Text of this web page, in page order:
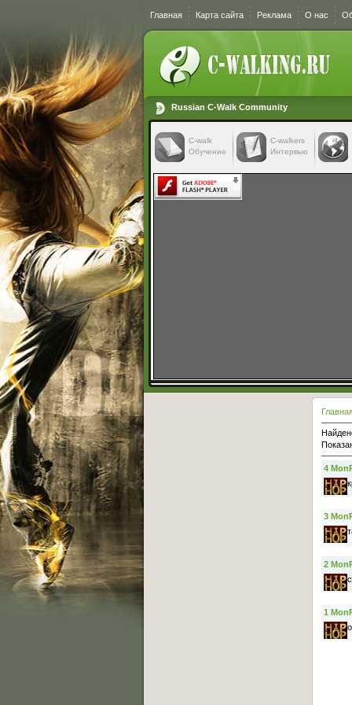
Главная Карта сайта Реклама О нас
Russian C-Walk Community
C-walk
Обучение
C-walkers
Интервью
4
3
2
1